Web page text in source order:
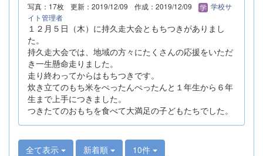
写真：17枚 更新：2019/12/09 作成：2019/12/09
学校サ
イト管理者
１２月５日（木）に持久走大会ともちつきがありまし
た。
持久走大会では、地域の方々にたくさんの応援をいただ
き一生懸命走りました。
走り終わってからはもちつきです。
炊き立てのもち米をぺったんぺったんと１年生から６年
生まで上手につきました。
つきたてのおもちを食べて大満足の子どもたちでした。
全て表示 新着順 10件